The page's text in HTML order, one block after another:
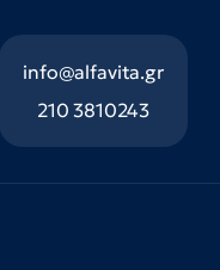
info@alfavita.gr
210 3810243